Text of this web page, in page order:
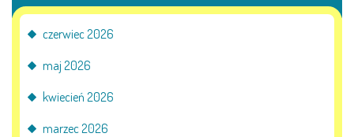
AKTUALNOŚCI
PORADY DLA RODZICÓW
czerwiec 2026
maj 2026
kwiecień 2026
marzec 2026